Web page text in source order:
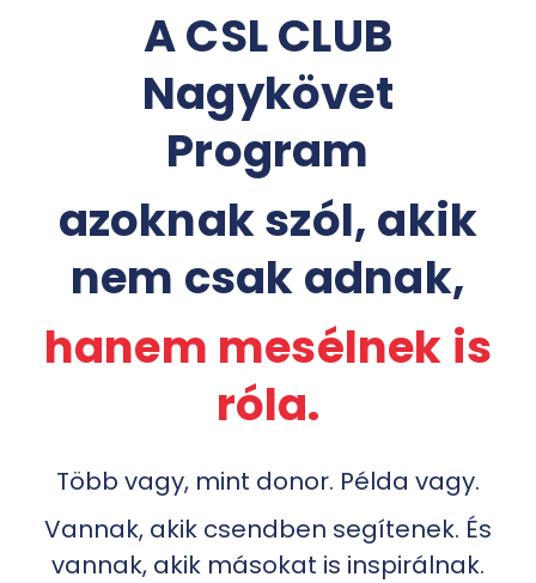
A CSL CLUB
Nagykövet
Program
azoknak szól, akik
nem csak adnak,
hanem mesélnek is
róla.
Több vagy, mint donor. Példa vagy.
Vannak, akik csendben segítenek. És
vannak, akik másokat is inspirálnak.